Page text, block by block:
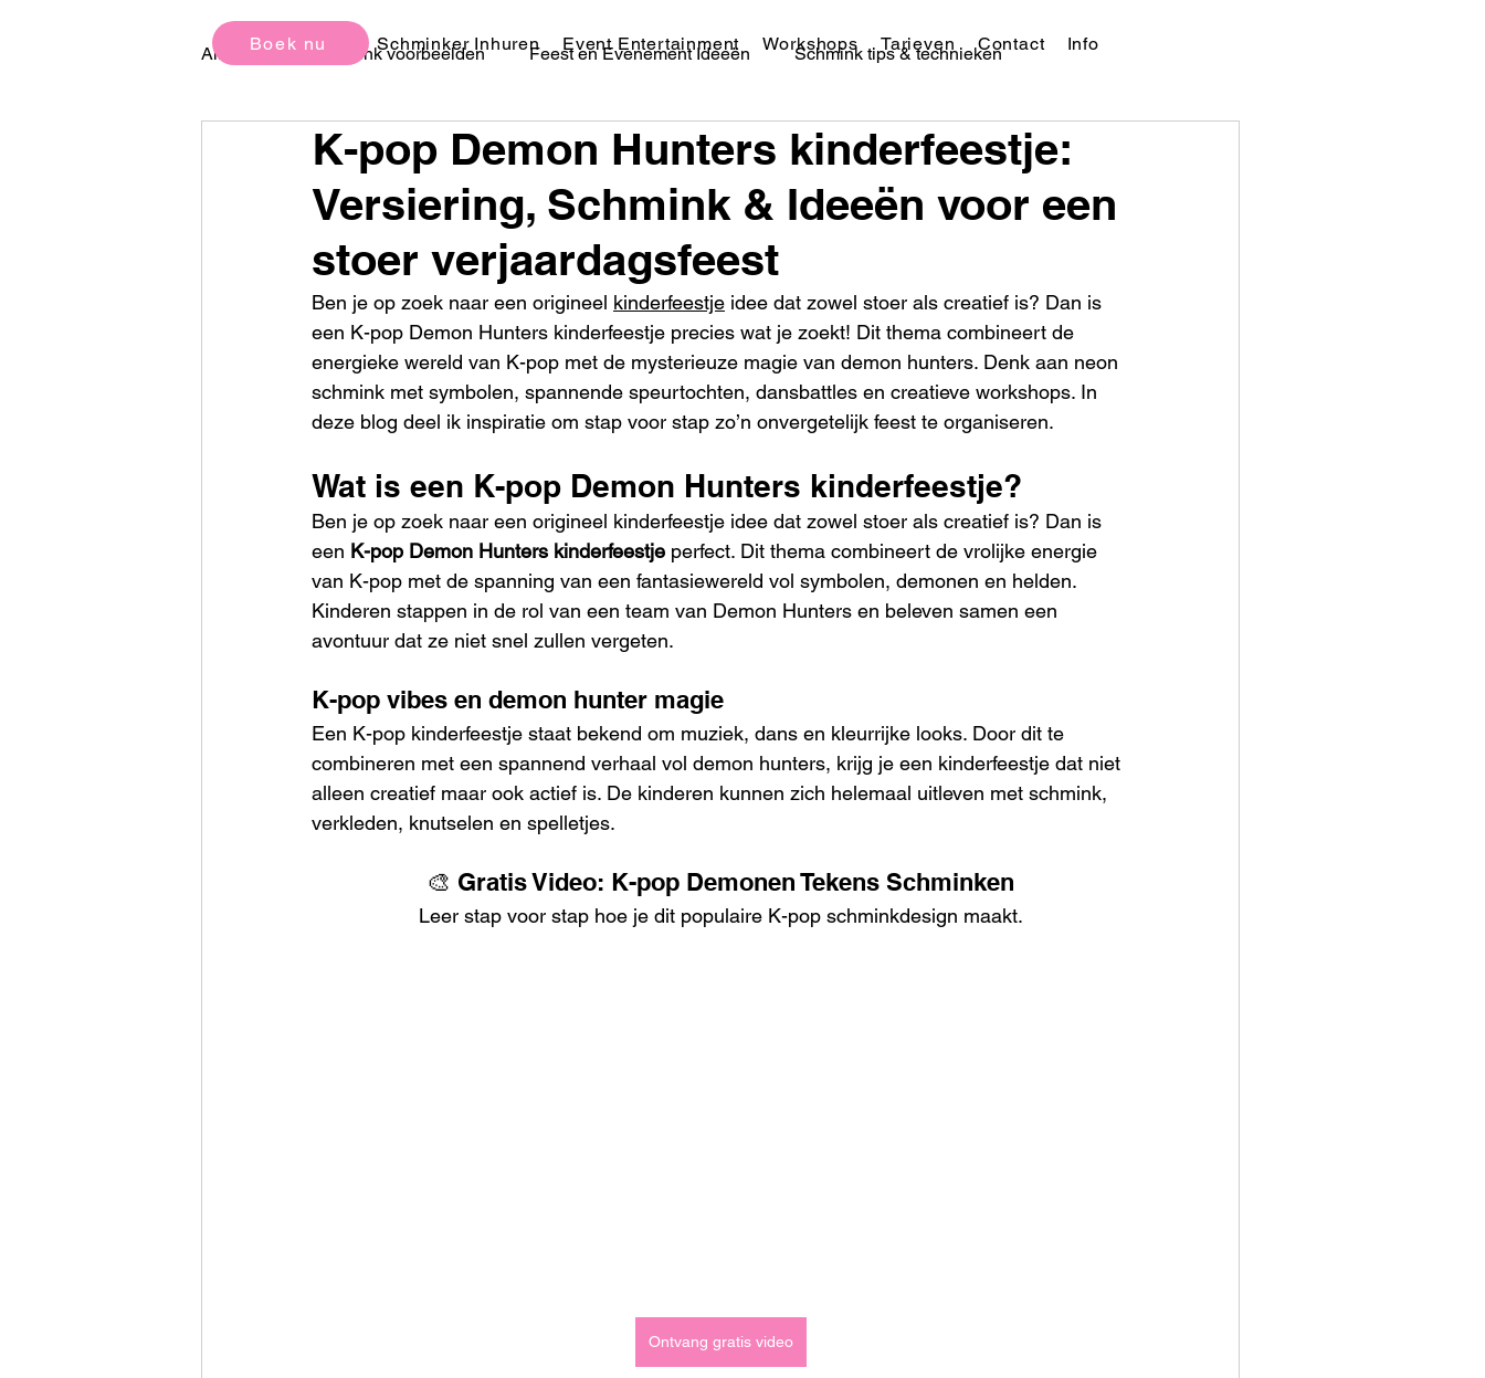
Boek nu Schminker Inhuren Event Entertainment Workshops Tarieven Contact Info
All Posts Schmink voorbeelden Feest en Evenement Ideeën Schmink tips & technieken
Kinderfeestjes Ideeën en Tips Festival Schmink & Makeup
K-pop Demon Hunters kinderfeestje:
Versiering, Schmink & Ideeën voor een
stoer verjaardagsfeest
Ben je op zoek naar een origineel kinderfeestje idee dat zowel stoer als creatief is? Dan is
een K-pop Demon Hunters kinderfeestje precies wat je zoekt! Dit thema combineert de
energieke wereld van K-pop met de mysterieuze magie van demon hunters. Denk aan neon
schmink met symbolen, spannende speurtochten, dansbattles en creatieve workshops. In
deze blog deel ik inspiratie om stap voor stap zo’n onvergetelijk feest te organiseren.
Wat is een K-pop Demon Hunters kinderfeestje?
Ben je op zoek naar een origineel kinderfeestje idee dat zowel stoer als creatief is? Dan is
een K-pop Demon Hunters kinderfeestje perfect. Dit thema combineert de vrolijke energie
van K-pop met de spanning van een fantasiewereld vol symbolen, demonen en helden.
Kinderen stappen in de rol van een team van Demon Hunters en beleven samen een
avontuur dat ze niet snel zullen vergeten.
K-pop vibes en demon hunter magie
Een K-pop kinderfeestje staat bekend om muziek, dans en kleurrijke looks. Door dit te
combineren met een spannend verhaal vol demon hunters, krijg je een kinderfeestje dat niet
alleen creatief maar ook actief is. De kinderen kunnen zich helemaal uitleven met schmink,
verkleden, knutselen en spelletjes.
🎨 Gratis Video: K-pop Demonen Tekens Schminken
Leer stap voor stap hoe je dit populaire K-pop schminkdesign maakt.
Ontvang gratis video